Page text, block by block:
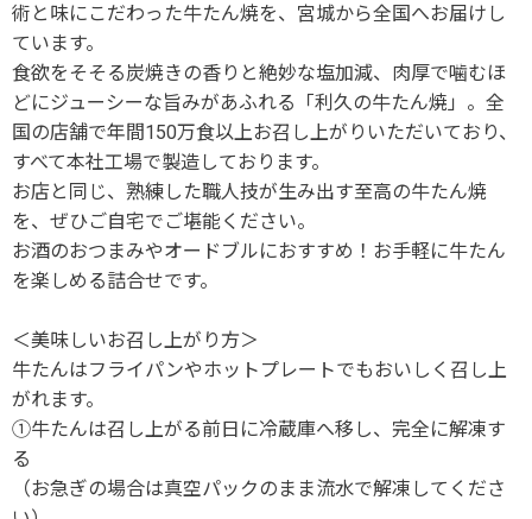
術と味にこだわった牛たん焼を、宮城から全国へお届けし
ています。
食欲をそそる炭焼きの香りと絶妙な塩加減、肉厚で噛むほ
どにジューシーな旨みがあふれる「利久の牛たん焼」。全
国の店舗で年間150万食以上お召し上がりいただいており、
すべて本社工場で製造しております。
お店と同じ、熟練した職人技が生み出す至高の牛たん焼
を、ぜひご自宅でご堪能ください。
お酒のおつまみやオードブルにおすすめ！お手軽に牛たん
を楽しめる詰合せです。
＜美味しいお召し上がり方＞
牛たんはフライパンやホットプレートでもおいしく召し上
がれます。
①牛たんは召し上がる前日に冷蔵庫へ移し、完全に解凍す
る
（お急ぎの場合は真空パックのまま流水で解凍してくださ